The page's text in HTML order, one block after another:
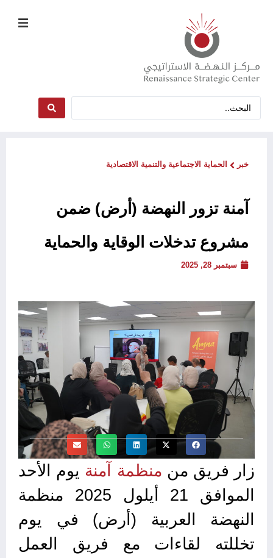
خبر الحماية الاجتماعية والتنمية الاقتصادية
آمنة تزور النهضة (أرض) ضمن
مشروع تدخلات الوقاية والحماية
سبتمبر 28, 2025
زار فريق من منظمة آمنة يوم الأحد
الموافق 21 أيلول 2025 منظمة
النهضة العربية (أرض) في يوم
تخللته لقاءات مع فريق العمل